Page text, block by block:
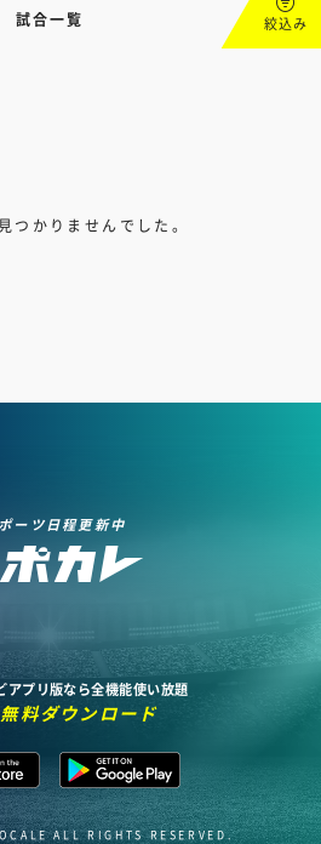
試合一覧 絞込み
つかりませんでした。
ーツ日程更新中
アプリ版なら全機能使い放題
料ダウンロード
ALL RIGHTS RESERVED.